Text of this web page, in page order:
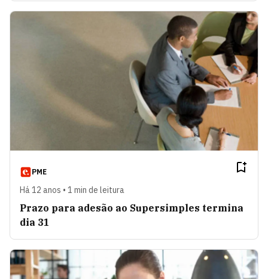
PME
Há 12 anos • 1 min de leitura
Prazo para adesão ao Supersimples termina
dia 31